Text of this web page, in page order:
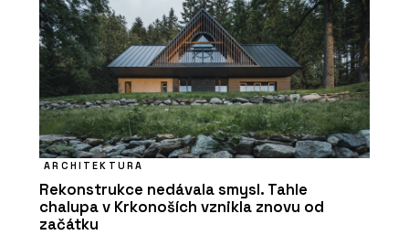
ARCHITEKTURA
Rekonstrukce nedávala smysl. Tahle
chalupa v Krkonoších vznikla znovu od
začátku